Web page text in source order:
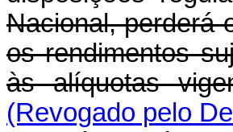
Nacional, perderá
os rendimentos
às alíquotas
(Revogado pelo